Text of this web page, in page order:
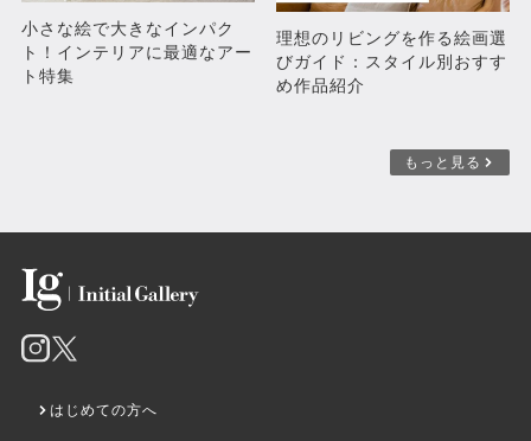
小さな絵で大きなインパク
ト！インテリアに最適なアー
ト特集
理想のリビングを作る絵画選
びガイド：スタイル別おすす
め作品紹介
もっと見る
はじめての方へ